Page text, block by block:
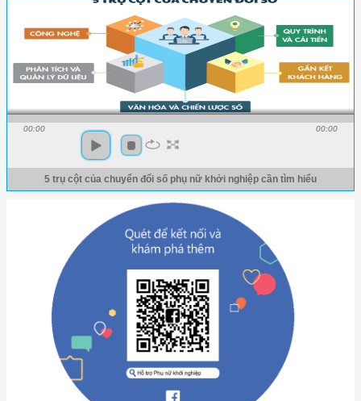
00:00 00:00
5 trụ cột của chuyển đổi số phụ nữ khởi nghiệp cần tìm hiểu